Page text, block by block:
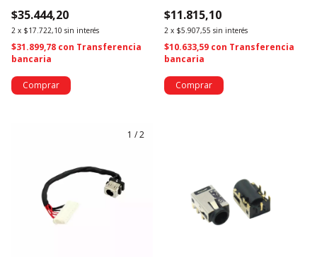
$35.444,20
2 x $17.722,10 sin interés
$31.899,78 con Transferencia
bancaria
$11.815,10
2 x $5.907,55 sin interés
$10.633,59 con Transferencia
bancaria
1 /2